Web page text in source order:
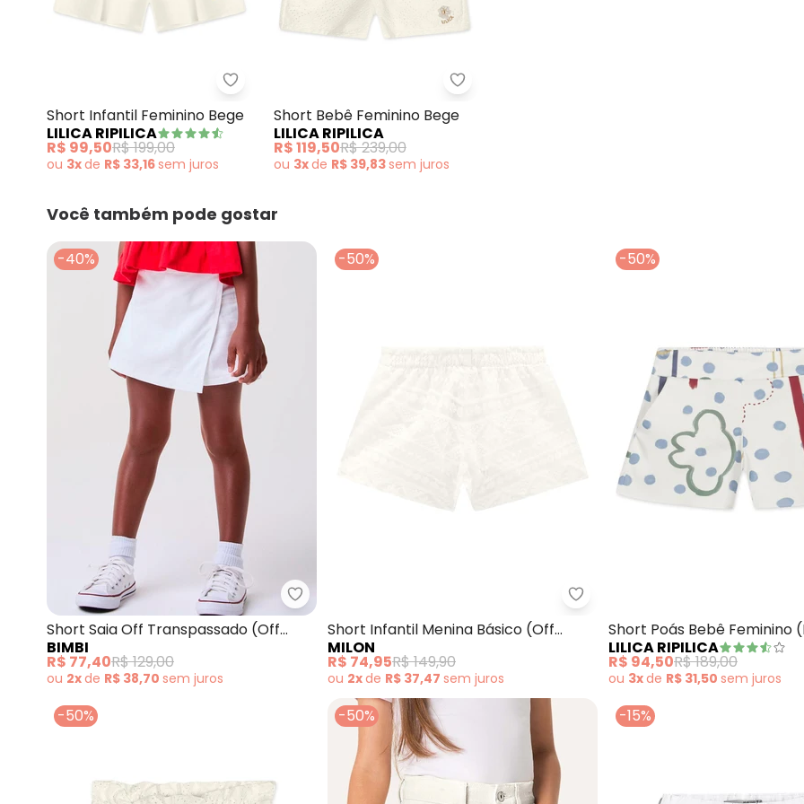
Lilica Ripilica - Short Infantil Feminino Bege
Short Infantil Feminino Bege
LILICA RIPILICA
R$ 99,50R$ 199,00
ou 3xde R$ 33,16sem juros
Lilica Ripilica - Short Bebê Feminino Bege
Short Bebê Feminino Bege
LILICA RIPILICA
R$ 119,50R$ 239,00
ou 3xde R$ 39,83sem juros
Você também pode gostar
-40%
Bimbi - Short Saia Off Transpassado (Off White)
Short Saia Off Transpassado (Off
White)
BIMBI
R$ 77,40R$ 129,00
ou 2xde R$ 38,70 sem juros
-50%
Milon - Short Infantil Menina
Short Infantil Menina Básico (Off
White)
MILON
R$ 74,95R$ 149,90
ou 2xde R$ 37,47 sem juros
-50%
Short Poás Bebê Feminino
LILICA RIPILICA
R$ 94,50R$ 189,00
ou 3xde R$ 31,50 sem juros
-50% -50% -15%